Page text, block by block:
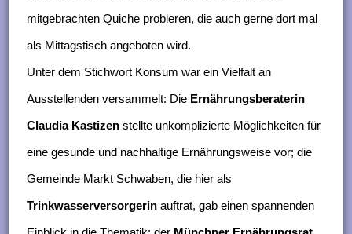
mitgebrachten Quiche probieren, die auch gerne dort mal
als Mittagstisch angeboten wird.
Unter dem Stichwort Konsum war ein Vielfalt an
Ausstellenden versammelt: Die Ernährungsberaterin
Claudia Kastizenstellte unkomplizierte Möglichkeiten für
eine gesunde und nachhaltige Ernährungsweise vor; die
Gemeinde Markt Schwaben, die hier als
Trinkwasserversorgerinauftrat, gab einen spannenden